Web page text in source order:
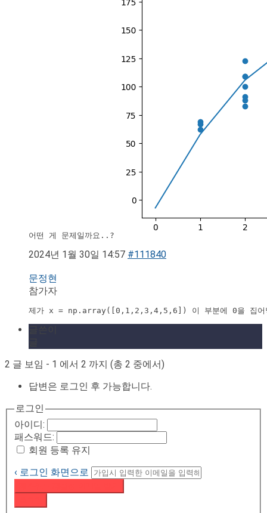
어떤 게 문제일까요..?
2024년 1월 30일 14:57 #111840
문정현
참가자
2 글 보임 - 1 에서 2 까지 (총 2 중에서)
답변은 로그인 후 가능합니다.
로그인
아이디:
패스워드:
회원 등록 유지
‹ 로그인 화면으로